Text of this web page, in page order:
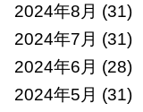
2024年8月 (31)
2024年7月 (31)
2024年6月 (28)
2024年5月 (31)